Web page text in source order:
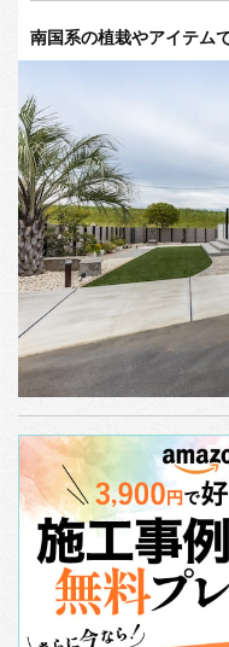
南国系の植栽やアイテム